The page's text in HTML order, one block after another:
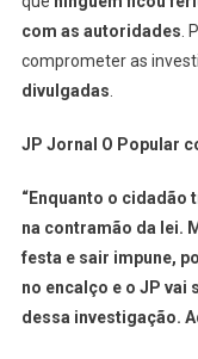
com as autoridades .
comprometer as
divulgadas
JP Jornal O Popular
“Enquanto o cidadão
na contramão da lei.
festa e sair impune,
no encalço e o JP vai
dessa investigação.